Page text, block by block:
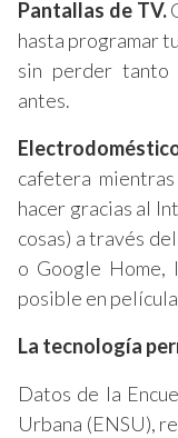
Pantallas de TV.
hasta programar
sin perder tanto
antes.
cafetera
hacer gracias al
cosas) a través
o Google Home,
posible en
La tecnología
Datos de la
Urbana (ENSU),